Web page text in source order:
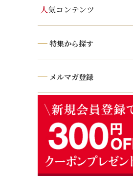
人気コンテンツ
特集から探す
メルマガ登録